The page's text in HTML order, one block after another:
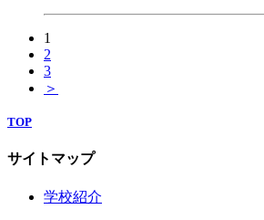
1
2
3
＞
TOP
サイトマップ
学校紹介